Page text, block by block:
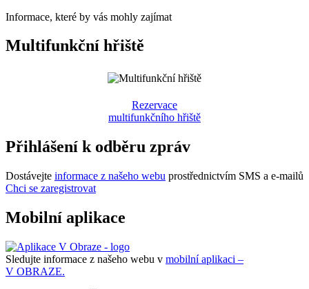
Informace, které by vás mohly zajímat
Multifunkční hřiště
Rezervace
multifunkčního hřiště
Přihlášení k odběru zpráv
Dostávejte informace z našeho webu prostřednictvím SMS a e-mailů
Chci se zaregistrovat
Mobilní aplikace
Sledujte informace z našeho webu v mobilní aplikaci –
V OBRAZE.